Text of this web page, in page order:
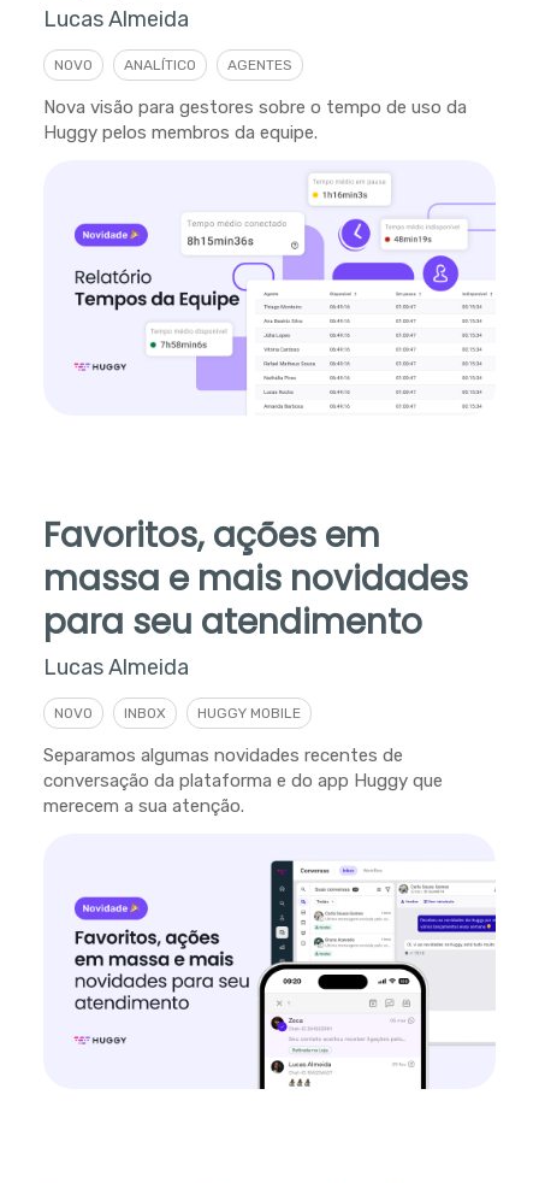
Lucas Almeida
NOVO ANALÍTICO AGENTES
Nova visão para gestores sobre o tempo de uso da
Huggy pelos membros da equipe.
Favoritos, ações em
massa e mais novidades
para seu atendimento
Lucas Almeida
NOVO INBOX HUGGY MOBILE
Separamos algumas novidades recentes de
conversação da plataforma e do app Huggy que
merecem a sua atenção.